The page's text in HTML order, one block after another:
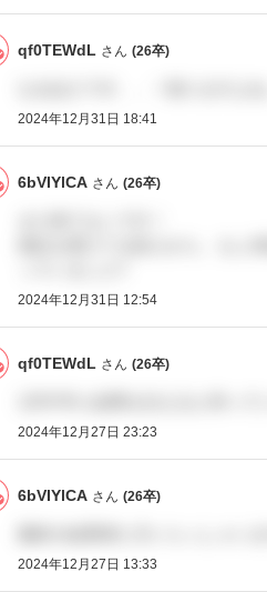
qf0TEWdL さん (26卒)
なるほどです、、！焦りますよ
2024年12月31日 18:41
6bVIYlCA さん (26卒)
他社を受けてる友人から、もし
2024年12月31日 12:54
qf0TEWdL さん (26卒)
1月中半に結果を伝えると仰っ
2024年12月27日 23:23
6bVIYlCA さん (26卒)
2024年12月27日 13:33